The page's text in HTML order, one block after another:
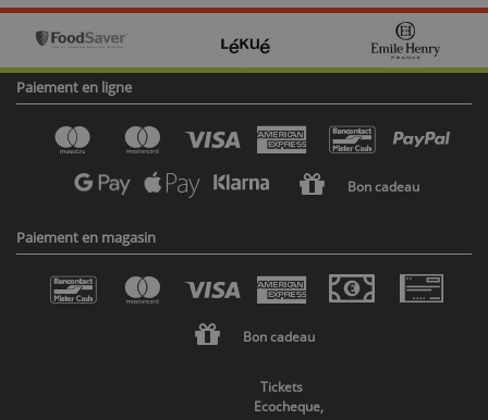
Paiement en ligne
Bon cadeau
Paiement en magasin
Bon cadeau
Tickets
Ecocheque,